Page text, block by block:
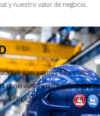
y nuestro valor de negocio.
son valores esenciales
generales nuestra estrategia
se rige por los siguientes